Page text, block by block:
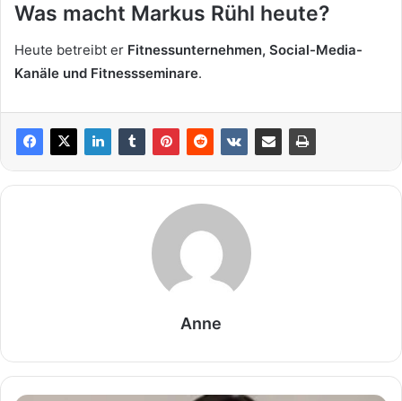
Was macht Markus Rühl heute?
Heute betreibt er Fitnessunternehmen, Social-Media-
Kanäle und Fitnessseminare.
Anne